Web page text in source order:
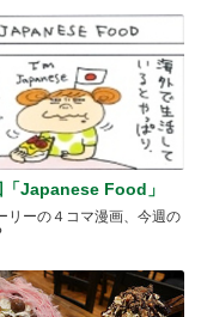
！
「Japanese Food」
リーの４コマ漫画、今週の